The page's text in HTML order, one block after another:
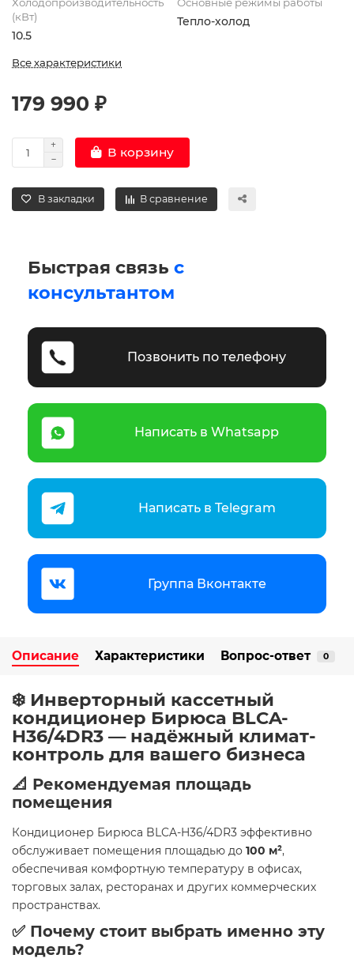
(кВт)
10.5
Тепло-холод
Все характеристики
179 990 ₽
В корзину
В закладки В сравнение
Быстрая связь с
консультантом
Позвонить по телефону
Написать в Whatsapp
Написать в Telegram
Группа Вконтакте
Описание Характеристики Вопрос-ответ 0
❄️ Инверторный кассетный
кондиционер Бирюса BLCA-
H36/4DR3 — надёжный климат-
контроль для вашего бизнеса
📐 Рекомендуемая площадь
помещения
Кондиционер Бирюса BLCA-H36/4DR3 эффективно
обслуживает помещения площадью до 100 м²,
обеспечивая комфортную температуру в офисах,
торговых залах, ресторанах и других коммерческих
пространствах.
✅ Почему стоит выбрать именно эту
модель?